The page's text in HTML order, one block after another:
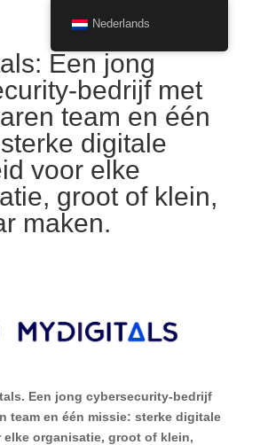
Een jong
bedrijf met
team en één
digitale
voor elke
groot of klein,
maken.
Een jong cybersecurity-bedrijf
team en één missie: sterke digitale
organisatie, groot of klein,
Nederlands